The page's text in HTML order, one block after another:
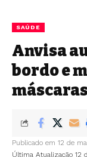
SAÚDE
Anvisa
bordo e
Última Atualização 12
Publicado em 12 de